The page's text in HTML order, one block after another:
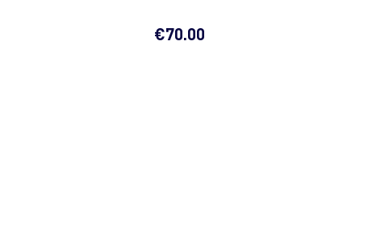
€70.00